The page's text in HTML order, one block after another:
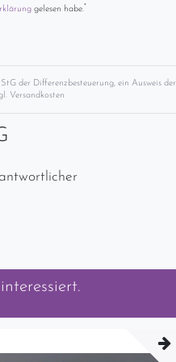
gelesen habe.*
der Differenzbesteuerung, ein Ausweis der
Versandkosten
interessiert.